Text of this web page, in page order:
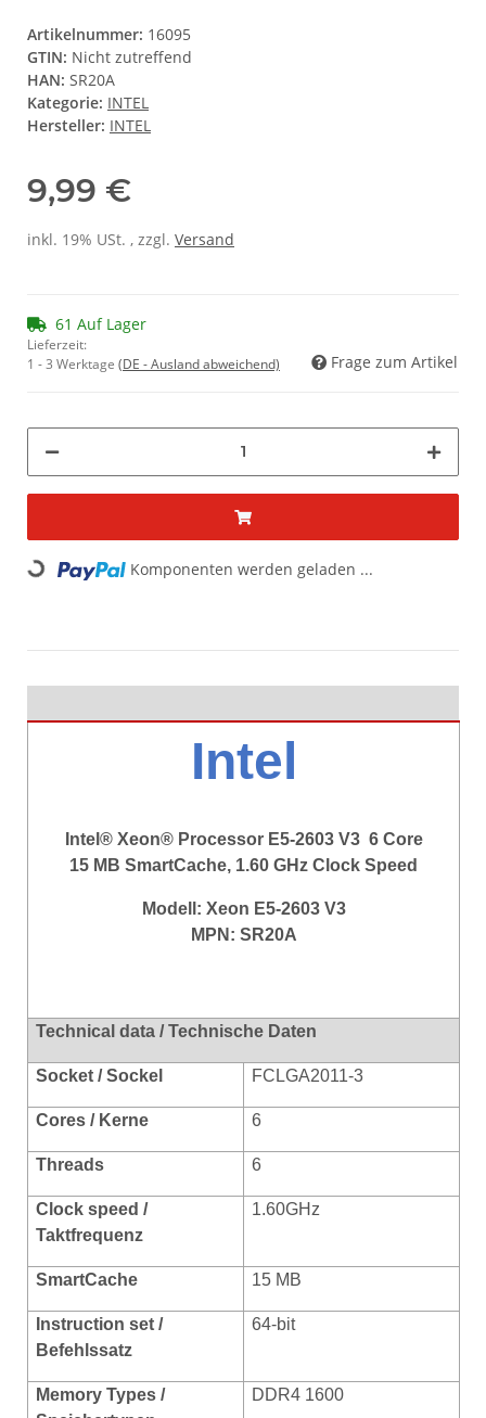
Artikelnummer: 16095
GTIN: Nicht zutreffend
HAN: SR20A
Kategorie: INTEL
Hersteller: INTEL
9,99 €
inkl. 19% USt. , zzgl. Versand
61 Auf Lager
Lieferzeit:
1 - 3 Werktage (DE - Ausland abweichend) Frage zum Artikel
Loading... Komponenten werden geladen ...
Intel
Intel® Xeon® Processor E5-2603 V3 6 Core
15 MB SmartCache, 1.60 GHz Clock Speed
Modell: Xeon E5-2603 V3
MPN: SR20A
Technical data / Technische Daten
Socket / Sockel FCLGA2011-3
Cores / Kerne 6
Threads 6
Clock speed /
Taktfrequenz
1.60GHz
SmartCache 15 MB
Instruction set /
Befehlssatz
64-bit
Memory Types /
DDR4 1600